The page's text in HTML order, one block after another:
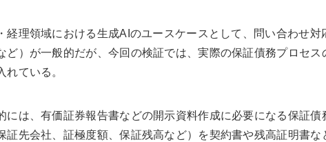
理領域における生成AIのユースケースとして、問い合わせ対
ど）が一般的だが、今回の検証では、実際の保証債務プロセス
れている。
は、有価証券報告書などの開示資料作成に必要になる保証債
証先会社、証極度額、保証残高など）を契約書や残高証明書な